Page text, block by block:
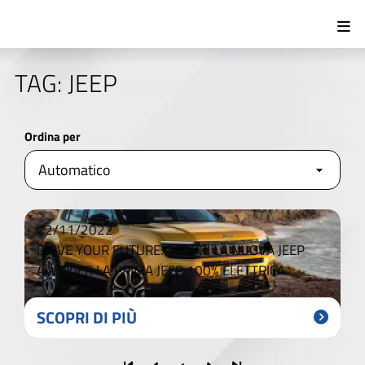
TAG: JEEP
Ordina per
22/11/2022
DRIVE YOUR FUTURE: SCOPRI LA NUOVA JEEP
AVENGER LA PRIMA JEEP 100% ELETTRICA
SCOPRI DI PIÙ